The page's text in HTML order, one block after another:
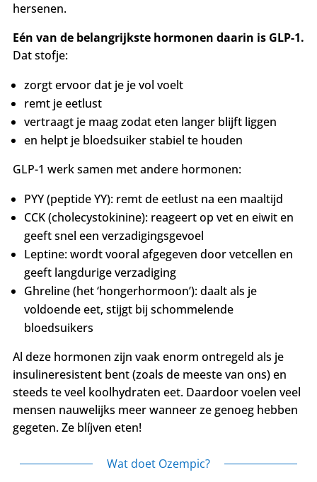
hersenen.
Eén van de belangrijkste hormonen daarin is GLP-1.
Dat stofje:
zorgt ervoor dat je je vol voelt
remt je eetlust
vertraagt je maag zodat eten langer blijft liggen
en helpt je bloedsuiker stabiel te houden
GLP-1 werk samen met andere hormonen:
PYY (peptide YY): remt de eetlust na een maaltijd
CCK (cholecystokinine): reageert op vet en eiwit en
geeft snel een verzadigingsgevoel
Leptine: wordt vooral afgegeven door vetcellen en
geeft langdurige verzadiging
Ghreline (het ‘hongerhormoon’): daalt als je
voldoende eet, stijgt bij schommelende
bloedsuikers
Al deze hormonen zijn vaak enorm ontregeld als je
insulineresistent bent (zoals de meeste van ons) en
steeds te veel koolhydraten eet. Daardoor voelen veel
mensen nauwelijks meer wanneer ze genoeg hebben
gegeten. Ze blíjven eten!
Wat doet Ozempic?